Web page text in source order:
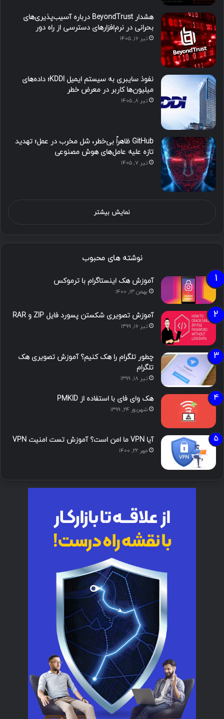
هشدار BeyondTrust درباره آسیب‌پذیری‌های
بحرانی در نرم‌افزارهای دسترسی از راه دور
تیر ۱۶, ۱۴۰۵
نفوذ سایبری به سیستم ایمیل KDDI؛ داده‌های
میلیون‌ها کاربر در معرض خطر
تیر ۸, ۱۴۰۵
GitHub ظاهراً بی‌خطر، شل مخرب در عمل؛ تهدید
تازه علیه عامل‌های هوش مصنوعی
تیر ۷, ۱۴۰۵
نمایش بیشتر
نوشته های محبوب
آموزش هک اینستاگرام با ترموکس
بهمن ۱۳, ۱۴۰۰
آموزش تصویری شکستن پسورد فایل ZIP و RAR
تیر ۱۶, ۱۳۹۹
چطور تلگرام را هک کنیم؟ آموزش تصویری هک
تلگرام
تیر ۱۸, ۱۳۹۹
هک وای فای با استفاده از PMKID
شهریور ۲۴, ۱۳۹۹
آیا VPN ما امن است؟ آموزش تست امنیت VPN
مهر ۲۲, ۱۴۰۰